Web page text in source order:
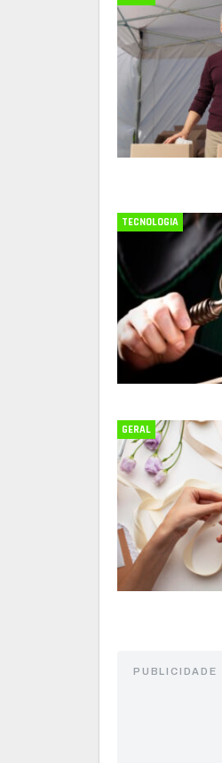
TECNOLOGIA
GERAL
PUBLICIDADE